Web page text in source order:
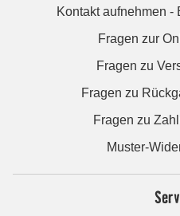
Kontakt aufnehmen -
Fragen zur
Fragen zu
Fragen zu
Fragen zu
Muster-